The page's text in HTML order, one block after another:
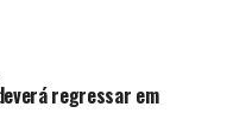
regressar em